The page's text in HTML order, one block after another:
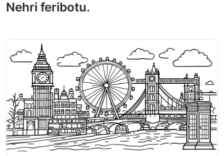
Nehri feribotu.